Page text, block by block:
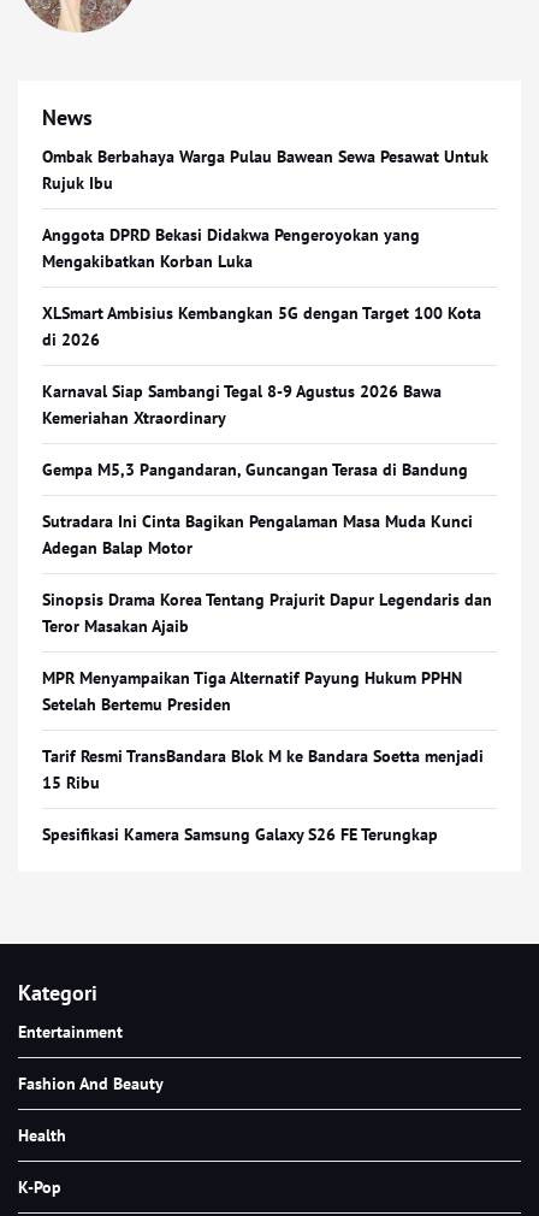
News
Ombak Berbahaya Warga Pulau Bawean Sewa Pesawat Untuk
Rujuk Ibu
Anggota DPRD Bekasi Didakwa Pengeroyokan yang
Mengakibatkan Korban Luka
XLSmart Ambisius Kembangkan 5G dengan Target 100 Kota
di 2026
Karnaval Siap Sambangi Tegal 8-9 Agustus 2026 Bawa
Kemeriahan Xtraordinary
Gempa M5,3 Pangandaran, Guncangan Terasa di Bandung
Sutradara Ini Cinta Bagikan Pengalaman Masa Muda Kunci
Adegan Balap Motor
Sinopsis Drama Korea Tentang Prajurit Dapur Legendaris dan
Teror Masakan Ajaib
MPR Menyampaikan Tiga Alternatif Payung Hukum PPHN
Setelah Bertemu Presiden
Tarif Resmi TransBandara Blok M ke Bandara Soetta menjadi
15 Ribu
Spesifikasi Kamera Samsung Galaxy S26 FE Terungkap
Kategori
Entertainment
Fashion And Beauty
Health
K-Pop